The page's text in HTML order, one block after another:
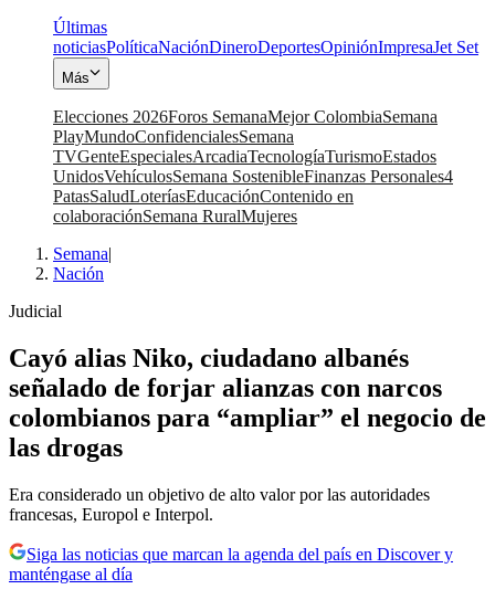
Últimas
noticiasPolíticaNaciónDineroDeportesOpiniónImpresaJet Set
Más
Elecciones 2026Foros SemanaMejor ColombiaSemana
PlayMundoConfidencialesSemana
TVGenteEspecialesArcadiaTecnologíaTurismoEstados
UnidosVehículosSemana SostenibleFinanzas Personales4
PatasSaludLoteríasEducaciónContenido en
colaboraciónSemana RuralMujeres
Semana|
Nación
Judicial
Cayó alias Niko, ciudadano albanés
señalado de forjar alianzas con narcos
colombianos para “ampliar” el negocio de
las drogas
Era considerado un objetivo de alto valor por las autoridades
francesas, Europol e Interpol.
Siga las noticias que marcan la agenda del país en Discover y
manténgase al día